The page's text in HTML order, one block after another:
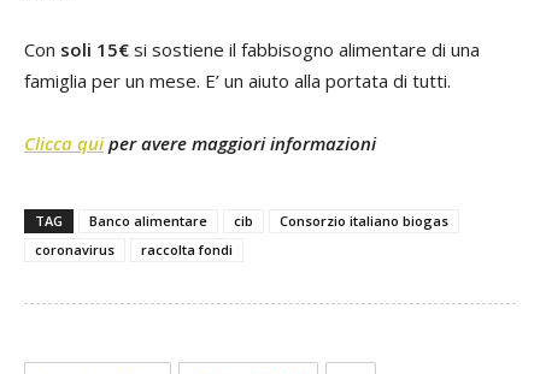
Con soli 15€ si sostiene il fabbisogno alimentare di una
famiglia per un mese. E’ un aiuto alla portata di tutti.
Clicca quiper avere maggiori informazioni
TAG Banco alimentare cib
Consorzio italiano biogas
coronavirus
raccolta fondi